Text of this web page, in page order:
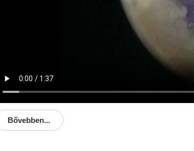
Bővebben...